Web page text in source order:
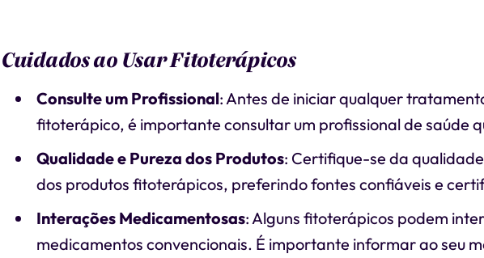
Cuidados ao Usar Fitoterápicos
Consulte um Profissional: Antes de iniciar qualquer
fitoterápico, é importante consultar um profissional de saúde
Qualidade e Pureza dos Produtos: Certifique-se da
dos produtos fitoterápicos, preferindo fontes confiáveis e
Interações Medicamentosas: Alguns fitoterápicos podem
medicamentos convencionais. É importante informar ao seu